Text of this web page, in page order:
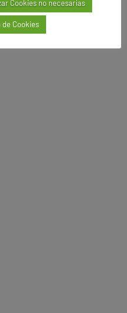
Cookies no necesarias
Cookies